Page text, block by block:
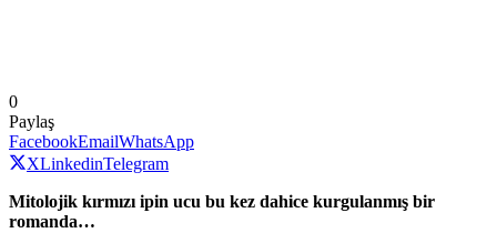
0
Paylaş
FacebookEmailWhatsApp
XLinkedinTelegram
Mitolojik kırmızı ipin ucu bu kez dahice kurgulanmış bir
romanda…